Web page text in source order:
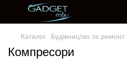
Каталог Будівництво та ремонт
Компресори